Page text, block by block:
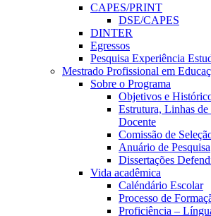
CAPES/PRINT
DSE/CAPES
DINTER
Egressos
Pesquisa Experiência
Mestrado Profissional em
Sobre o Programa
Objetivos e
Estrutura, Linhas de
Docente
Comissão de
Anuário de Pesquisa
Dissertações
Vida acadêmica
Caléndário Escolar
Processo de
Proficiência –